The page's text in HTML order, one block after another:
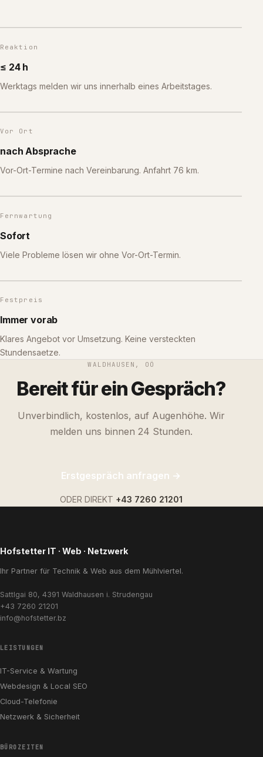
Reaktion
≤ 24 h
Werktags melden wir uns innerhalb eines Arbeitstages.
Vor Ort
nach Absprache
Vor-Ort-Termine nach Vereinbarung. Anfahrt 76 km.
Fernwartung
Sofort
Viele Probleme lösen wir ohne Vor-Ort-Termin.
Festpreis
Immer vorab
Klares Angebot vor Umsetzung. Keine versteckten
Stundensaetze.
WALDHAUSEN, OÖ
Bereit für ein Gespräch?
Unverbindlich, kostenlos, auf Augenhöhe. Wir
melden uns binnen 24 Stunden.
Erstgespräch anfragen →
ODER DIREKT +43 7260 21201
Hofstetter IT · Web · Netzwerk
Ihr Partner für Technik & Web aus dem Mühlviertel.
Sattlgai 80, 4391 Waldhausen i. Strudengau
+43 7260 21201
info@hofstetter.bz
LEISTUNGEN
IT-Service & Wartung
Webdesign & Local SEO
Cloud-Telefonie
Netzwerk & Sicherheit
BÜROZEITEN